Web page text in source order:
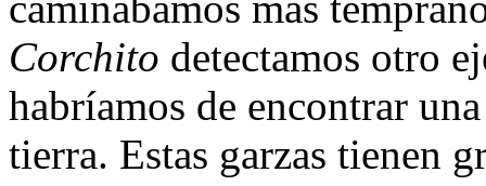
Corchito detectamos otro
habríamos de encontrar
tierra. Estas garzas tienen